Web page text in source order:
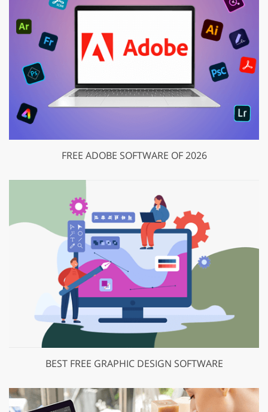
FREE ADOBE SOFTWARE OF 2026
BEST FREE GRAPHIC DESIGN SOFTWARE